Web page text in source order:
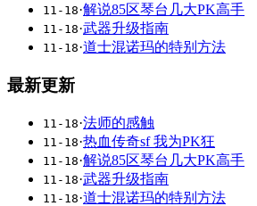
11-18·解说85区琴台几大PK高手
11-18·武器升级指南
11-18·道士混诺玛的特别方法
最新更新
11-18·法师的感触
11-18·热血传奇sf 我为PK狂
11-18·解说85区琴台几大PK高手
11-18·武器升级指南
11-18·道士混诺玛的特别方法